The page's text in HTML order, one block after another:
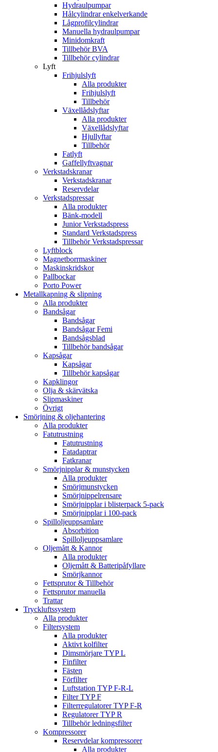
Hydraulpumpar
Hålcylindrar enkelverkande
Lågprofilcylindrar
Manuella hydraulpumpar
Minidomkraft
Tillbehör BVA
Tillbehör cylindrar
Lyft
Frihjulslyft
Alla produkter
Frihjulslyft
Tillbehör
Växellådslyftar
Alla produkter
Växellådslyftar
Hjullyftar
Tillbehör
Fatlyft
Gaffellyftvagnar
Verkstadskranar
Verkstadskranar
Reservdelar
Verkstadspressar
Alla produkter
Bänk-modell
Junior Verkstadspress
Standard Verkstadspress
Tillbehör Verkstadspressar
Lyftblock
Magnetborrmaskiner
Maskinskridskor
Pallbockar
Porto Power
Metallkapning & slipning
Alla produkter
Bandsågar
Bandsågar
Bandsågar Femi
Bandsågsblad
Tillbehör bandsågar
Kapsågar
Kapsågar
Tillbehör kapsågar
Kapklingor
Olja & skärvätska
Slipmaskiner
Övrigt
Smörjning & oljehantering
Alla produkter
Fatutrustning
Fatutrustning
Fatadaptrar
Fatkranar
Smörjnipplar & munstycken
Alla produkter
Smörjmunstycken
Smörjnippelrensare
Smörjnipplar i blisterpack 5-pack
Smörjnipplar i 100-pack
Spilloljeuppsamlare
Absorbition
Spilloljeuppsamlare
Oljemått & Kannor
Alla produkter
Oljemått & Batteripåfyllare
Smörjkannor
Fettsprutor & Tillbehör
Fettsprutor manuella
Trattar
Tryckluftssystem
Alla produkter
Filtersystem
Alla produkter
Aktivt kolfilter
Dimsmörjare TYP L
Finfilter
Fästen
Förfilter
Luftstation TYP F-R-L
Filter TYP F
Filterregulatorer TYP F-R
Regulatorer TYP R
Tillbehör ledningsfilter
Kompressorer
Reservdelar kompressorer
Alla produkter